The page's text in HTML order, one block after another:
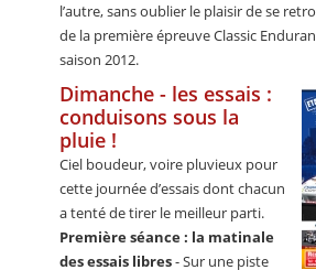
l’autre, sans oublier le plaisir de se
de la première épreuve Classic
saison 2012.
Dimanche - les essais :
conduisons sous la
pluie !
Ciel boudeur, voire pluvieux pour
cette journée d’essais dont chacun
a tenté de tirer le meilleur parti.
Première séance : la matinale
des essais libres- Sur une piste